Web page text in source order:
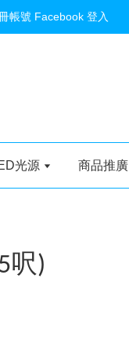
帳號 Facebook 登入
光源 商品推廣
呎)